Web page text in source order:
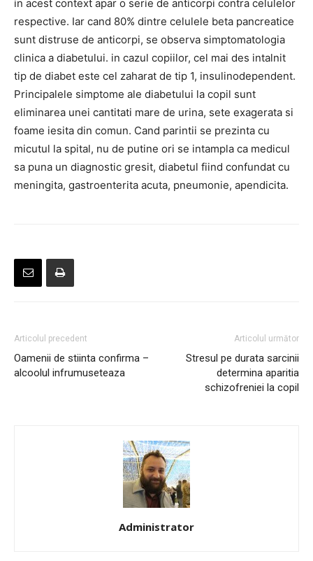
in acest context apar o serie de anticorpi contra celulelor
respective. Iar cand 80% dintre celulele beta pancreatice
sunt distruse de anticorpi, se observa simptomatologia
clinica a diabetului. in cazul copiilor, cel mai des intalnit
tip de diabet este cel zaharat de tip 1, insulinodependent.
Principalele simptome ale diabetului la copil sunt
eliminarea unei cantitati mare de urina, sete exagerata si
foame iesita din comun. Cand parintii se prezinta cu
micutul la spital, nu de putine ori se intampla ca medicul
sa puna un diagnostic gresit, diabetul fiind confundat cu
meningita, gastroenterita acuta, pneumonie, apendicita.
Articolul precedent
Oamenii de stiinta confirma –
alcoolul infrumuseteaza
Articolul următor
Stresul pe durata sarcinii
determina aparitia
schizofreniei la copil
Administrator